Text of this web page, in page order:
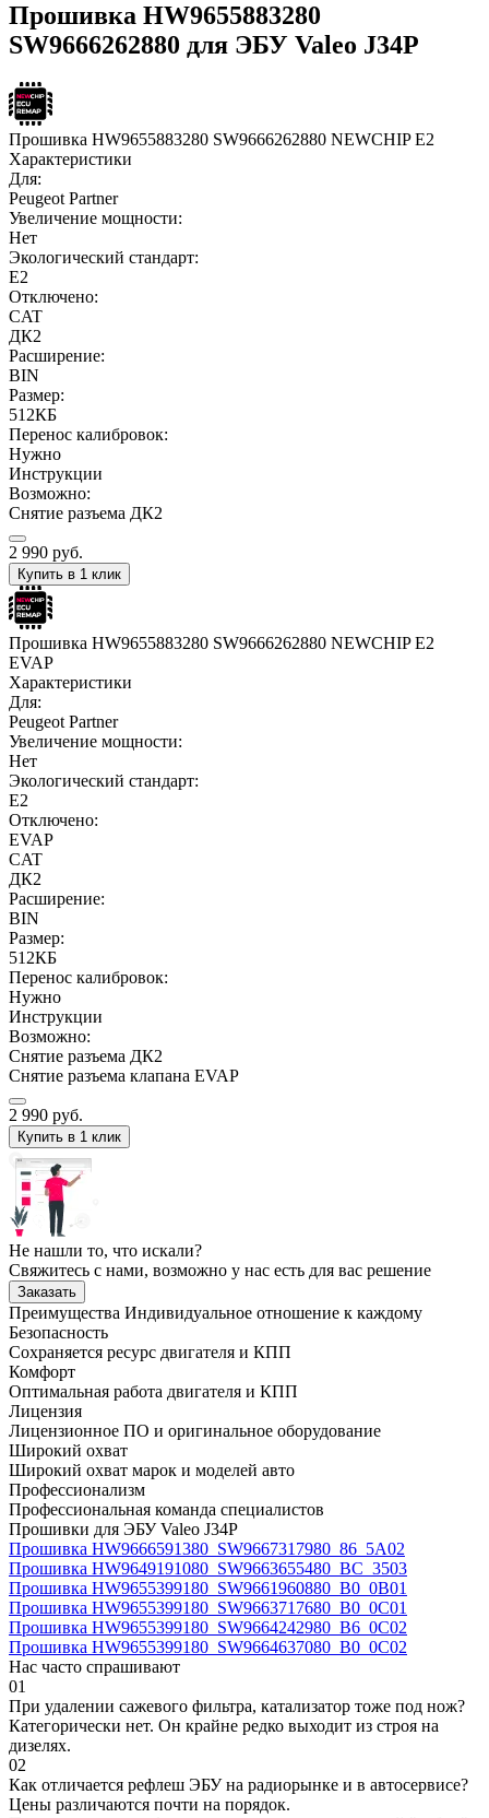
Прошивка HW9655883280
SW9666262880 для ЭБУ Valeo J34P
Прошивка HW9655883280 SW9666262880 NEWCHIP E2
Характеристики
Для:
Peugeot Partner
Увеличение мощности:
Нет
Экологический стандарт:
E2
Отключено:
CAT
ДК2
Расширение:
BIN
Размер:
512КБ
Перенос калибровок:
Нужно
Инструкции
Возможно:
Снятие разъема ДК2
2 990 руб.
Купить в 1 клик
Прошивка HW9655883280 SW9666262880 NEWCHIP E2
EVAP
Характеристики
Для:
Peugeot Partner
Увеличение мощности:
Нет
Экологический стандарт:
E2
Отключено:
EVAP
CAT
ДК2
Расширение:
BIN
Размер:
512КБ
Перенос калибровок:
Нужно
Инструкции
Возможно:
Снятие разъема ДК2
Снятие разъема клапана EVAP
2 990 руб.
Купить в 1 клик
Не нашли то, что искали?
Свяжитесь с нами, возможно у нас есть для вас решение
Заказать
Преимущества Индивидуальное отношение к каждому
Безопасность
Сохраняется ресурс двигателя и КПП
Комфорт
Оптимальная работа двигателя и КПП
Лицензия
Лицензионное ПО и оригинальное оборудование
Широкий охват
Широкий охват марок и моделей авто
Профессионализм
Профессиональная команда специалистов
Прошивки для ЭБУ Valeo J34P
Прошивка HW9666591380_SW9667317980_86_5A02
Прошивка HW9649191080_SW9663655480_BC_3503
Прошивка HW9655399180_SW9661960880_B0_0B01
Прошивка HW9655399180_SW9663717680_B0_0C01
Прошивка HW9655399180_SW9664242980_B6_0C02
Прошивка HW9655399180_SW9664637080_B0_0C02
Нас часто спрашивают
01
При удалении сажевого фильтра, катализатор тоже под нож?
Категорически нет. Он крайне редко выходит из строя на
дизелях.
02
Как отличается рефлеш ЭБУ на радиорынке и в автосервисе?
Цены различаются почти на порядок.